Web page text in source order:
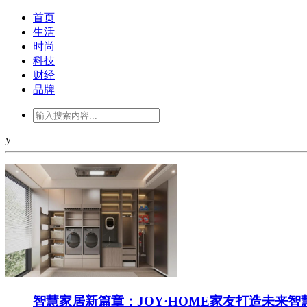
首页
生活
时尚
科技
财经
品牌
y
智慧家居新篇章：JOY·HOME家友打造未来智